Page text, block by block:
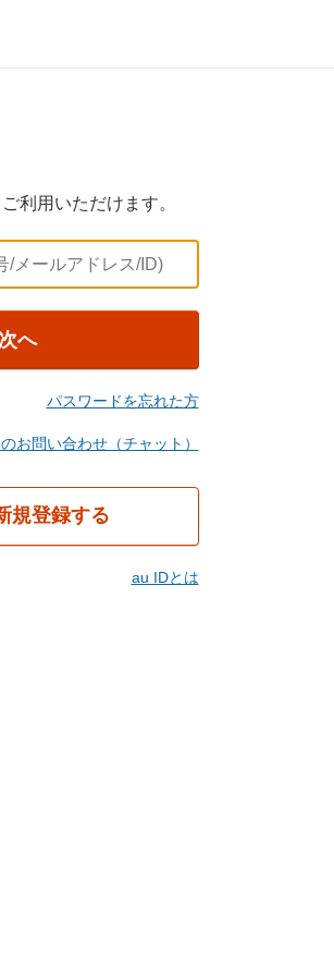
利用いただけます。
次へ
パスワードを忘れた方
お問い合わせ（チャット）
規登録する
au IDとは